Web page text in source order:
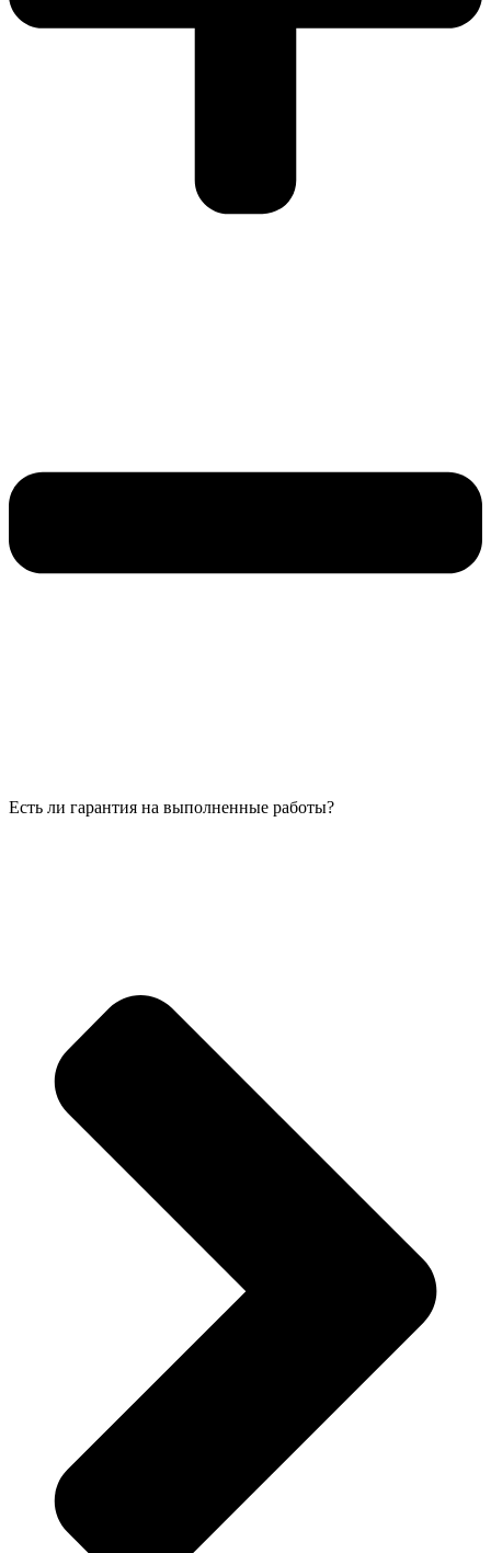
Есть ли гарантия на выполненные работы?